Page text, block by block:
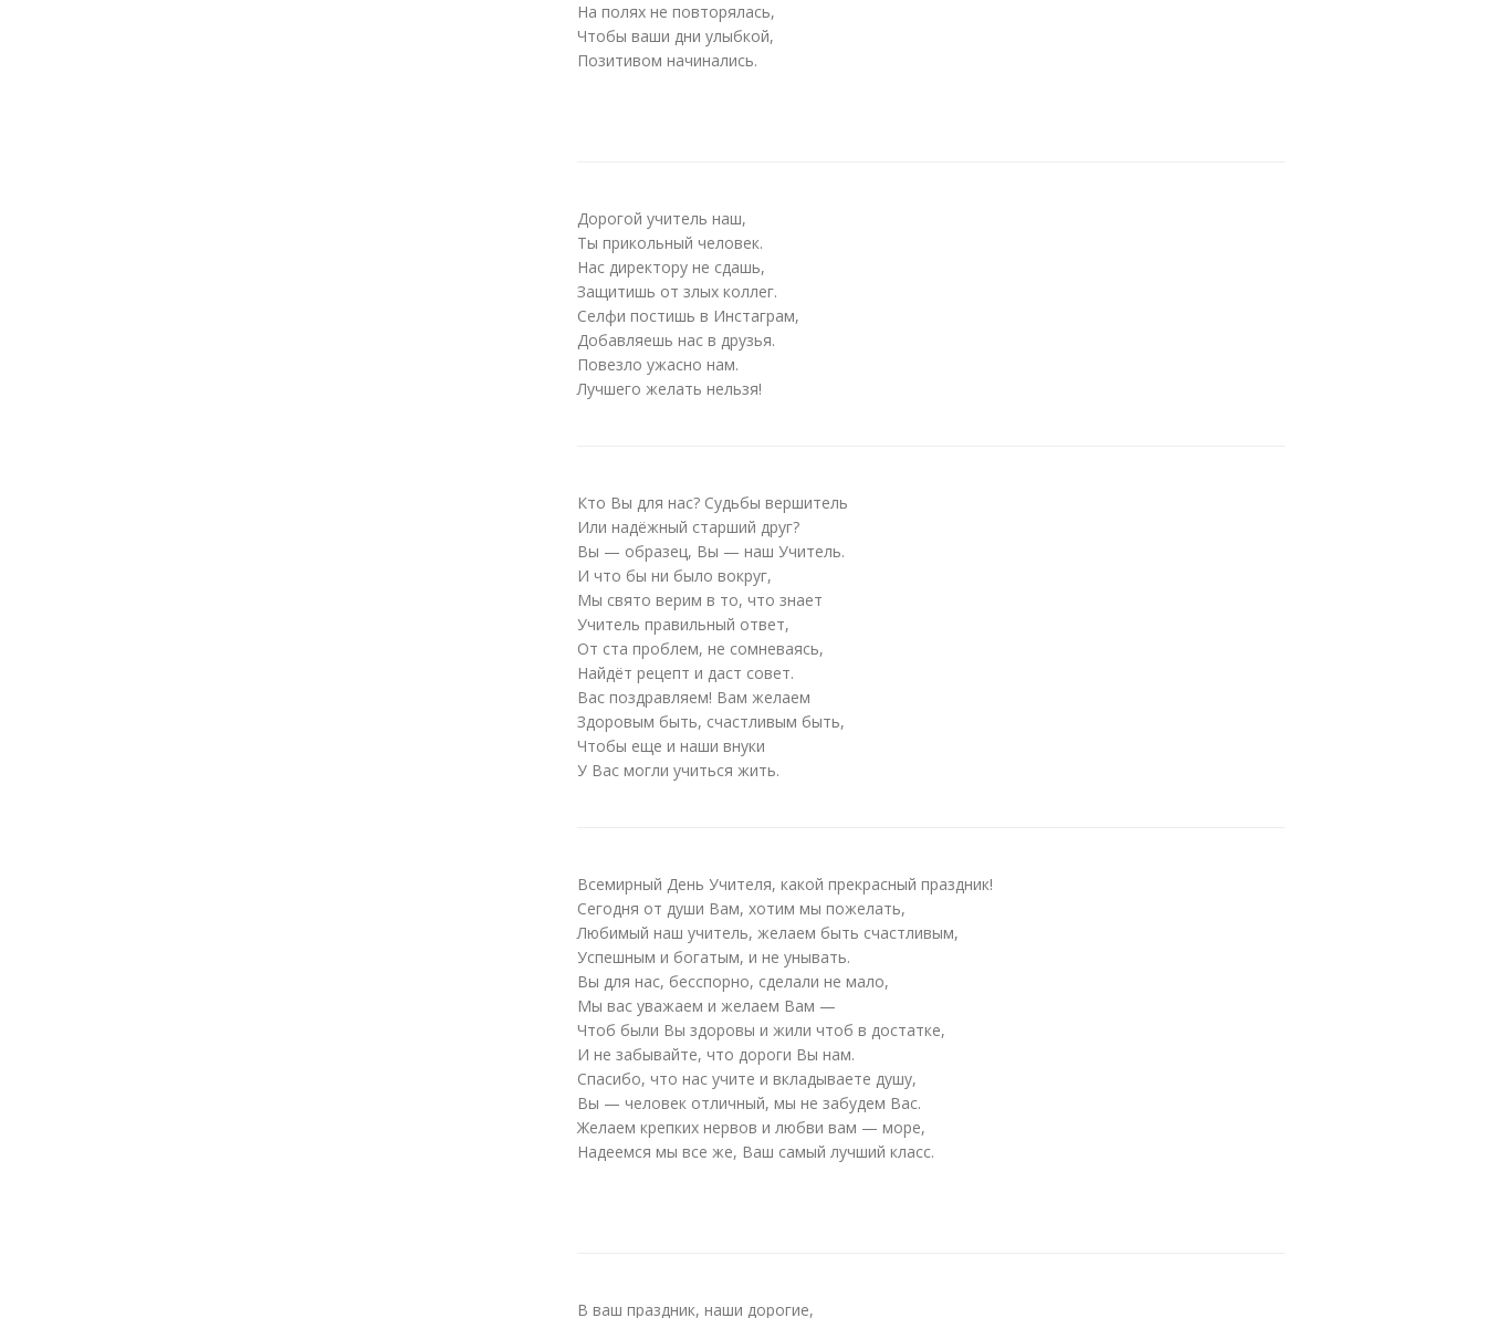
На полях не повторялась,
Чтобы ваши дни улыбкой,
Позитивом начинались.
Дорогой учитель наш,
Ты прикольный человек.
Нас директору не сдашь,
Защитишь от злых коллег.
Селфи постишь в Инстаграм,
Добавляешь нас в друзья.
Повезло ужасно нам.
Лучшего желать нельзя!
Кто Вы для нас? Судьбы вершитель
Или надёжный старший друг?
Вы — образец, Вы — наш Учитель.
И что бы ни было вокруг,
Мы свято верим в то, что знает
Учитель правильный ответ,
От ста проблем, не сомневаясь,
Найдёт рецепт и даст совет.
Вас поздравляем! Вам желаем
Здоровым быть, счастливым быть,
Чтобы еще и наши внуки
У Вас могли учиться жить.
Всемирный День Учителя, какой прекрасный праздник!
Сегодня от души Вам, хотим мы пожелать,
Любимый наш учитель, желаем быть счастливым,
Успешным и богатым, и не унывать.
Вы для нас, бесспорно, сделали не мало,
Мы вас уважаем и желаем Вам —
Чтоб были Вы здоровы и жили чтоб в достатке,
И не забывайте, что дороги Вы нам.
Спасибо, что нас учите и вкладываете душу,
Вы — человек отличный, мы не забудем Вас.
Желаем крепких нервов и любви вам — море,
Надеемся мы все же, Ваш самый лучший класс.
В ваш праздник, наши дорогие,